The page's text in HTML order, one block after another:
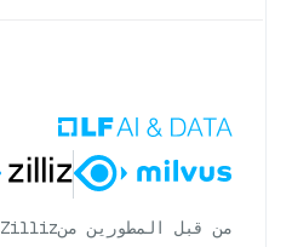
من قبل المطورين منZilliz